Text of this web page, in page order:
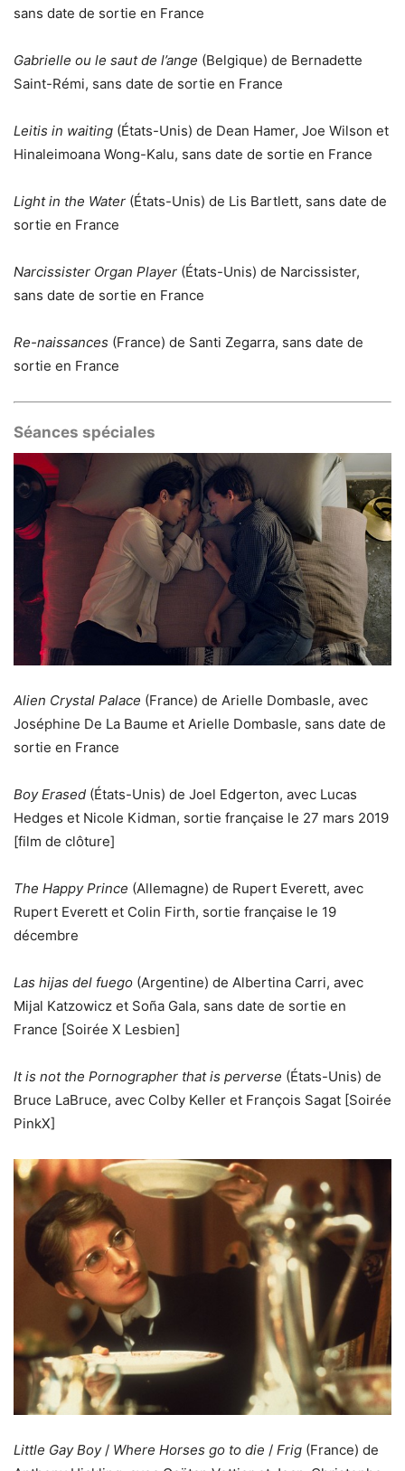
sans date de sortie en France
Gabrielle ou le saut de l’ange (Belgique) de Bernadette
Saint-Rémi, sans date de sortie en France
Leitis in waiting (États-Unis) de Dean Hamer, Joe Wilson et
Hinaleimoana Wong-Kalu, sans date de sortie en France
Light in the Water (États-Unis) de Lis Bartlett, sans date de
sortie en France
Narcissister Organ Player (États-Unis) de Narcissister,
sans date de sortie en France
Re-naissances (France) de Santi Zegarra, sans date de
sortie en France
Séances spéciales
Alien Crystal Palace (France) de Arielle Dombasle, avec
Joséphine De La Baume et Arielle Dombasle, sans date de
sortie en France
Boy Erased (États-Unis) de Joel Edgerton, avec Lucas
Hedges et Nicole Kidman, sortie française le 27 mars 2019
[film de clôture]
The Happy Prince (Allemagne) de Rupert Everett, avec
Rupert Everett et Colin Firth, sortie française le 19
décembre
Las hijas del fuego (Argentine) de Albertina Carri, avec
Mijal Katzowicz et Soña Gala, sans date de sortie en
France [Soirée X Lesbien]
It is not the Pornographer that is perverse (États-Unis) de
Bruce LaBruce, avec Colby Keller et François Sagat [Soirée
PinkX]
Little Gay Boy/ Where Horses go to die / Frig (France) de